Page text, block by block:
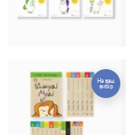
На ваш
вибір